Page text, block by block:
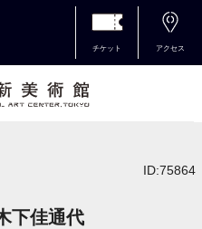
チケット アクセス
ID:75864
下佳通代